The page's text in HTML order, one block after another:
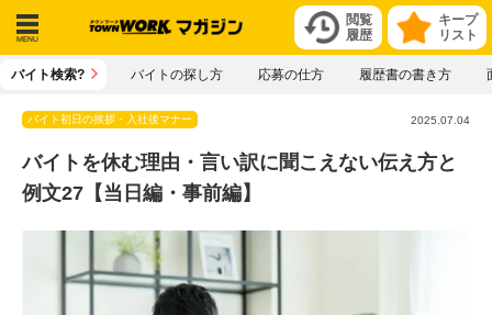
キープ
リスト
閲覧
履歴
メニ
バイト検索? バイトの探し方 応募の仕方 履歴書の書き方
バイト初日の挨拶・入社後マナー 2025.07.04
バイトを休む理由・言い訳に聞こえない伝え方と
例文27【当日編・事前編】